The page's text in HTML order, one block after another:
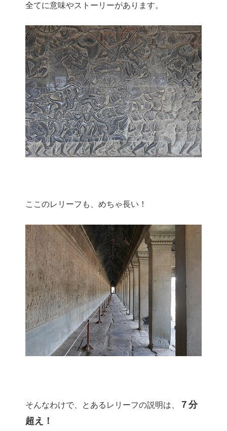
全てに意味やストーリーがあります。
ここのレリーフも、めちゃ長い！
そんなわけで、とあるレリーフの説明は、
７分
超え！